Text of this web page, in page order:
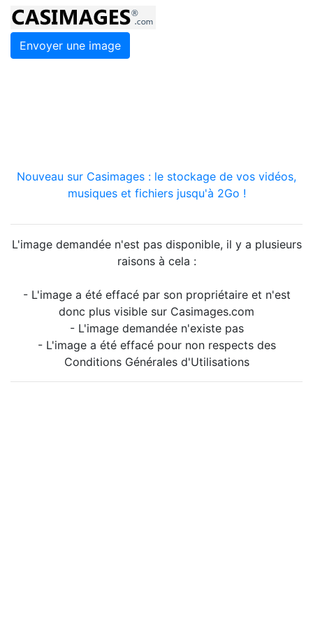
Envoyer une image
Nouveau sur Casimages : le stockage de vos vidéos,
musiques et fichiers jusqu'à 2Go !
L'image demandée n'est pas disponible, il y a plusieurs
raisons à cela :
- L'image a été effacé par son propriétaire et n'est
donc plus visible sur Casimages.com
- L'image demandée n'existe pas
- L'image a été effacé pour non respects des
Conditions Générales d'Utilisations